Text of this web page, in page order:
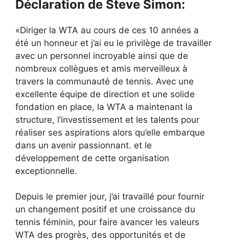
Déclaration de Steve Simon:
«Diriger la WTA au cours de ces 10 années a
été un honneur et j’ai eu le privilège de travailler
avec un personnel incroyable ainsi que de
nombreux collègues et amis merveilleux à
travers la communauté de tennis. Avec une
excellente équipe de direction et une solide
fondation en place, la WTA a maintenant la
structure, l’investissement et les talents pour
réaliser ses aspirations alors qu’elle embarque
dans un avenir passionnant. et le
développement de cette organisation
exceptionnelle.
Depuis le premier jour, j’ai travaillé pour fournir
un changement positif et une croissance du
tennis féminin, pour faire avancer les valeurs
WTA des progrès, des opportunités et de